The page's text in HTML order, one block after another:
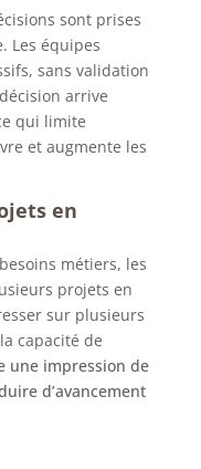
sont prises
Les équipes
sans validation
arrive
qui limite
et augmente les
en
métiers, les
projets en
sur plusieurs
capacité de
une impression de
d’avancement